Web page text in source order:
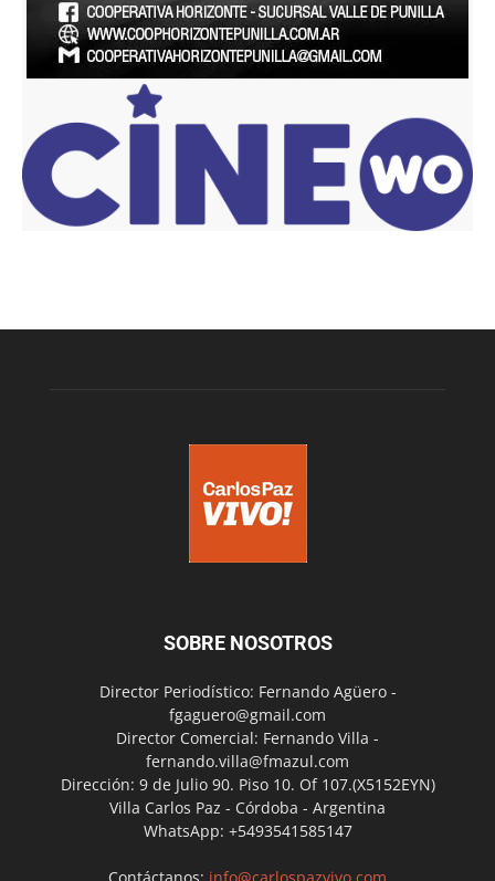
SOBRE NOSOTROS
Director Periodístico: Fernando Agüero -
fgaguero@gmail.com
Director Comercial: Fernando Villa -
fernando.villa@fmazul.com
Dirección: 9 de Julio 90. Piso 10. Of 107.(X5152EYN)
Villa Carlos Paz - Córdoba - Argentina
WhatsApp: +5493541585147